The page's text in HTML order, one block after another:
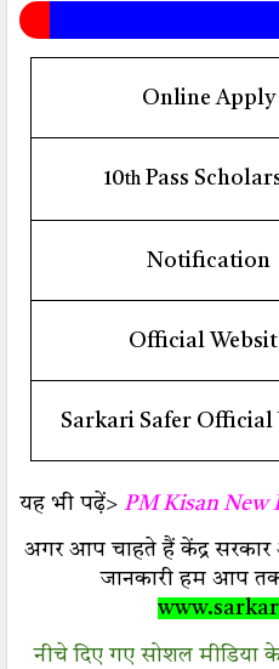
Online Apply
10thPass
Notification
Official
Sarkari Safer Official
यह भी पढ़ें> PM Kisan New
अगर आप चाहते हैं केंद्र सरकार
जानकारी हम आप
नीचे दिए गए सोशल